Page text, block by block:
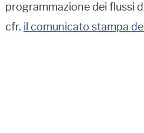
programmazione dei flussi
cfr. il comunicato stampa